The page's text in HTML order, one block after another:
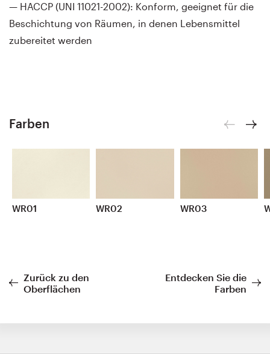
— HACCP (UNI 11021-2002): Konform, geeignet für die
Beschichtung von Räumen, in denen Lebensmittel
zubereitet werden
Farben
WR01 WR02 WR03
Zurück zu den
Oberflächen
Entdecken Sie die
Farben